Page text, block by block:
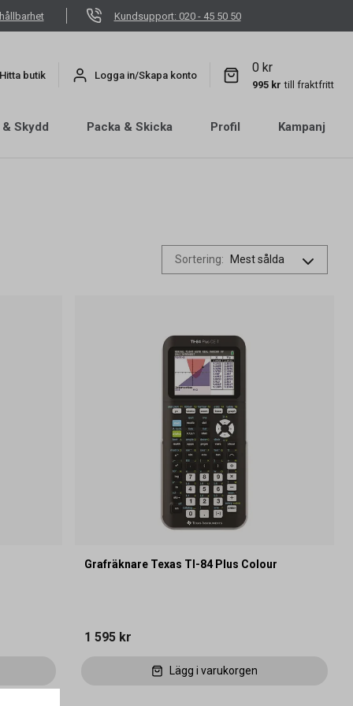
Kundsupport: 020 - 45 50 50
Hitta butik Logga in/Skapa konto
0 kr
995 kr till fraktfritt
Skydd Packa & Skicka Profil Kampanj
Sortering:
Grafräknare Texas TI-84 Plus Colour
1 595 kr
Lägg i varukorgen